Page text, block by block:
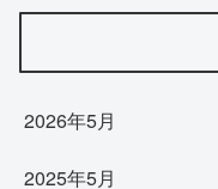
2026年5月
2025年5月